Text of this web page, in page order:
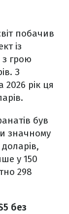
побачив
із
грою
З
2026 рік ця
був
значному
у 150
298
без